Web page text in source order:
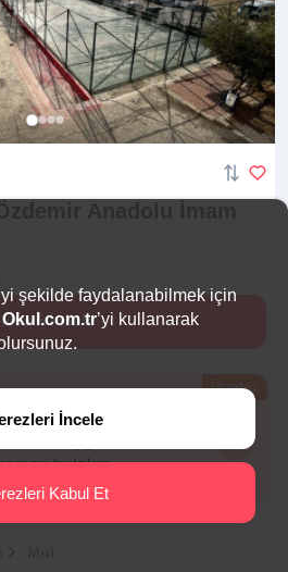
İncele
Ücretsiz
Danışmanı
bulalım.
şekilde faydalanabilmek için
Okul.com.tr’yi kullanarak
İncele
Kabul Et